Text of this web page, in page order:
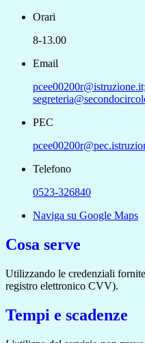
Orari
8-13.00
Email
pcee00200r@istruzione.it;
PEC
Telefono
0523-326840
Naviga su Google Maps
Cosa serve
Utilizzando le credenziali
registro elettronico CVV).
Tempi e scadenze